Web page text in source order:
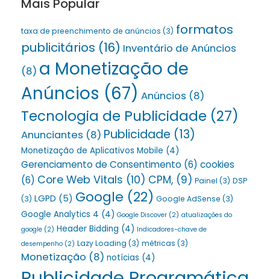
Mais Popular
taxa de preenchimento de anúncios (3) formatos
publicitários (16) Inventário de Anúncios
(8) a Monetização de
Anúncios (67) Anúncios (8)
Tecnologia de Publicidade (27)
Anunciantes (8) Publicidade (13)
Monetização de Aplicativos Mobile (4)
Gerenciamento de Consentimento (6) cookies
(6) Core Web Vitals (10) CPM, (9) Painel (3) DSP
(3) LGPD (5) Google (22) Google AdSense (3)
Google Analytics 4 (4) Google Discover (2) atualizações do
google (2) Header Bidding (4) Indicadores-chave de
desempenho (2) Lazy Loading (3) métricas (3)
Monetização (8) notícias (4)